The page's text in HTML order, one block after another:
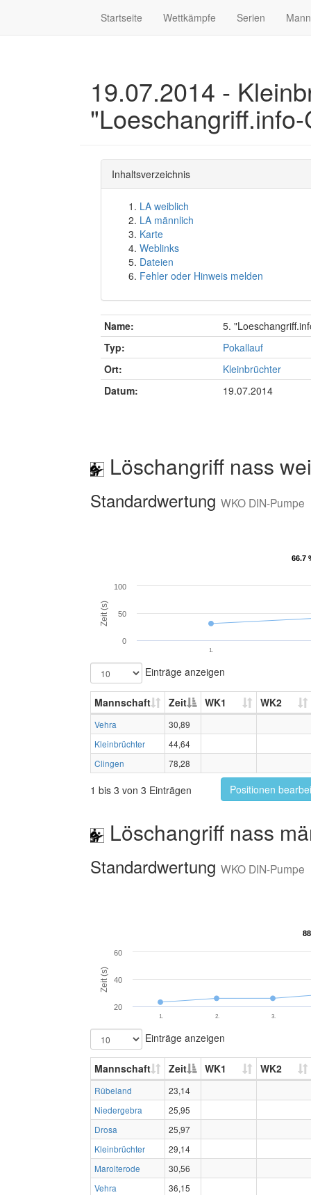
Startseite Wettkämpfe Serien
19.07.2014 -
Inhaltsverzeichnis
LA weiblich
LA männlich
Karte
Weblinks
Dateien
Fehler oder Hinweis melden
Name:
5.
Typ:
Pokallauf
Ort:
Kleinbrüchter
Datum:
19.07.2014
Löschangriff nass
Standardwertung WKO DIN-Pumpe
66.7
66.7
Zeit (s)
1.
0
50
100
Einträge anzeigen
Mannschaft Zeit WK1 WK2
Vehra
30,89
Kleinbrüchter
44,64
Clingen
78,28
1 bis 3 von 3 Einträgen Positionen
Löschangriff nass
Standardwertung WKO DIN-Pumpe
Zeit (s)
1. 2. 3.
20
40
60
Einträge anzeigen
Mannschaft Zeit WK1 WK2
Rübeland
23,14
Niedergebra
25,95
Drosa
25,97
Kleinbrüchter
29,14
Marolterode
30,56
Vehra
36,15